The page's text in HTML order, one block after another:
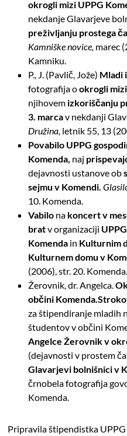
okrogli mizi UPPG
nekdanje Glavarjeve
preživljanju prostega
Kamniške novice, marec
Kamniku.
P., J. (Pavlič, Jože) Mladi
fotografija ookrogli
njihovem izkoriščanju
3. marcav nekdanji
Družina, letnik 55, 13
Povabilo UPPG
Komenda, naj
dejavnosti ustanove ob
sejmu v Komendi.
10. Komenda.
Vabilo na koncert v
bratv organizaciji
Komenda in Kulturnim
Kulturnem domu v
(2006), str. 20. Komenda.
Žerovnik, dr. Angelca.
občini Komenda.
za štipendiranje mladih
študentov v občini
Angelce Žerovnik v
(dejavnosti v prostem
Glavarjevi bolnišnici v
črnobela fotografija
Komenda.
Pripravila štipendistka